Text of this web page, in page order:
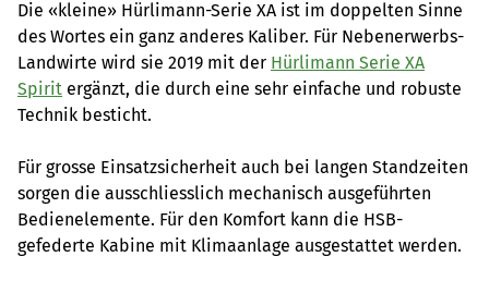
Die «kleine» Hürlimann-Serie XA ist im doppelten Sinne
des Wortes ein ganz anderes Kaliber. Für Nebenerwerbs-
Landwirte wird sie 2019 mit der Hürlimann Serie XA
Spirit ergänzt, die durch eine sehr einfache und robuste
Technik besticht.
Für grosse Einsatzsicherheit auch bei langen Standzeiten
sorgen die ausschliesslich mechanisch ausgeführten
Bedienelemente. Für den Komfort kann die HSB-
gefederte Kabine mit Klimaanlage ausgestattet werden.